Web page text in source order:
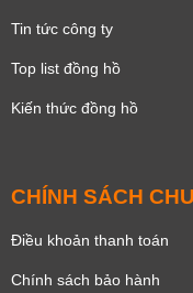
Tin tức công ty
Top list đồng hồ
Kiến thức đồng hồ
CHÍNH SÁCH
Điều khoản thanh toán
Chính sách bảo hành